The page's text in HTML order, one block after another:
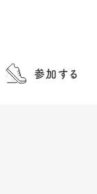
参加する